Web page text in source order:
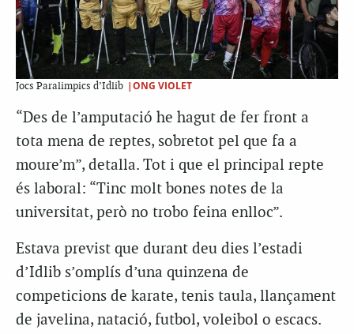
Jocs Paralimpics d’Idlib |ONG VIOLET
“Des de l’amputació he hagut de fer front a
tota mena de reptes, sobretot pel que fa a
moure’m”, detalla. Tot i que el principal repte
és laboral: “Tinc molt bones notes de la
universitat, però no trobo feina enlloc”.
Estava previst que durant deu dies l’estadi
d’Idlib s’omplís d’una quinzena de
competicions de karate, tenis taula, llançament
de javelina, natació, futbol, voleibol o escacs.